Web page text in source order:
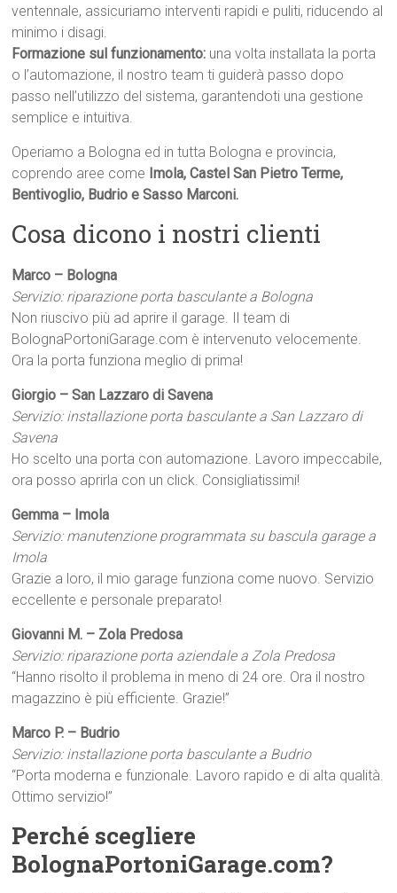
ventennale, assicuriamo interventi rapidi e puliti, riducendo al
minimo i disagi.
Formazione sul funzionamento: una volta installata la porta
o l’automazione, il nostro team ti guiderà passo dopo
passo nell’utilizzo del sistema, garantendoti una gestione
semplice e intuitiva.
Operiamo a Bologna ed in tutta Bologna e provincia,
coprendo aree come Imola, Castel San Pietro Terme,
Bentivoglio, Budrio e Sasso Marconi.
Cosa dicono i nostri clienti
Marco – Bologna
Servizio: riparazione porta basculante a Bologna
Non riuscivo più ad aprire il garage. Il team di
BolognaPortoniGarage.com è intervenuto velocemente.
Ora la porta funziona meglio di prima!
Giorgio – San Lazzaro di Savena
Servizio: installazione porta basculante a San Lazzaro di
Savena
Ho scelto una porta con automazione. Lavoro impeccabile,
ora posso aprirla con un click. Consigliatissimi!
Gemma – Imola
Servizio: manutenzione programmata su bascula garage a
Imola
Grazie a loro, il mio garage funziona come nuovo. Servizio
eccellente e personale preparato!
Giovanni M. – Zola Predosa
Servizio: riparazione porta aziendale a Zola Predosa
“Hanno risolto il problema in meno di 24 ore. Ora il nostro
magazzino è più efficiente. Grazie!”
Marco P. – Budrio
Servizio: installazione porta basculante a Budrio
“Porta moderna e funzionale. Lavoro rapido e di alta qualità.
Ottimo servizio!”
Perché scegliere
BolognaPortoniGarage.com?